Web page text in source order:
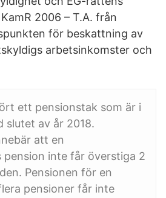
2006 – T.A. från
för beskattning av
arbetsinkomster och
ett pensionstak som är i
slutet av år 2018.
att en
pension inte får överstiga 2
Pensionen för en
pensioner får inte